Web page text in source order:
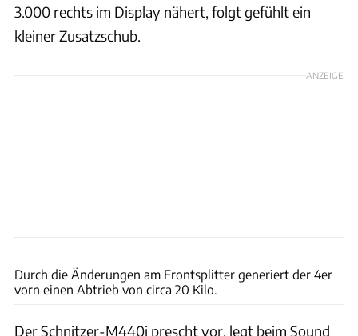
3.000 rechts im Display nähert, folgt gefühlt ein
kleiner Zusatzschub.
ANZEIGE
Durch die Änderungen am Frontsplitter generiert der 4er
vorn einen Abtrieb von circa 20 Kilo.
Der Schnitzer-M440i prescht vor, legt beim Sound